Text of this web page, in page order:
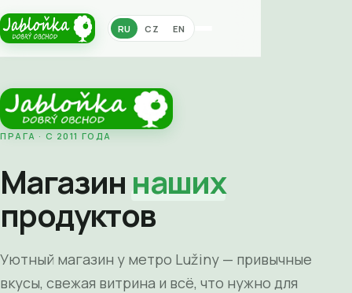
RU CZ EN
ПРАГА · С 2011 ГОДА
Магазин наших
продуктов
Уютный магазин у метро Lužiny — привычные
вкусы, свежая витрина и всё, что нужно для